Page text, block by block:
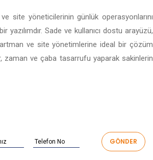
site yöneticilerinin günlük operasyonlarını
Sade ve kullanıcı dostu arayüzü,
ve site yönetimlerine ideal bir çözüm
zaman ve çaba tasarrufu yaparak sakinlerin